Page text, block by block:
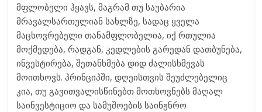
მფლობელი ჰყავს, მაგრამ თუ საუბარია
მრავალსართულიან სახლზე, სადაც ყველა
მაცხოვრებელი თანამფლობელია, იქ რთულია
მოქმედება, რადგან, კედლების გარედან დათბუნება,
ინვესტირება, შეთანხმება დიდ ძალისხმევას
მოითხოვს. პრინციპში, დღეისთვის შეუძლებელიც
კია, თუ გავითვალისწინებთ მოთხოვნებს მაღალ
საინვესტიციო და სამუშოების საინჟნრო